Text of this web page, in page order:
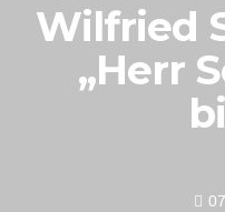
Wilfried
„Herr